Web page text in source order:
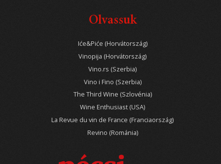
Olvassuk
Iće&Piće (Horvátország)
Vinopija (Horvátország)
Vino.rs (Szerbia)
Vino i Fino (Szerbia)
The Third Wine (Szlovénia)
Wine Enthusiast (USA)
La Revue du vin de France (Franciaország)
Revino (Románia)